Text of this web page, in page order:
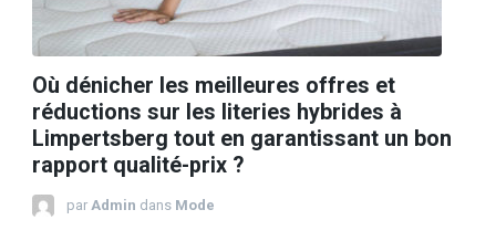
Où dénicher les meilleures offres et
réductions sur les literies hybrides à
Limpertsberg tout en garantissant un bon
rapport qualité-prix ?
par Admin dans Mode